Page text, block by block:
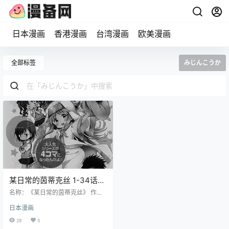
日本漫画 香港漫画 台湾漫画 欧美漫画
全部标签 みじんこうか
某日常的茵蒂克丝 1-34话
镰池和马 みじんこうか 漫画
名称：《某日常的茵蒂克丝》 作
PDF 大小：56.4 MB 语言：中文 状
态：未完结 分辨率：单页640X862
日本漫画
28 0